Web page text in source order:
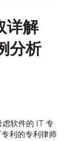
详解
分析
虑软件的 IT 专
利的专利律师